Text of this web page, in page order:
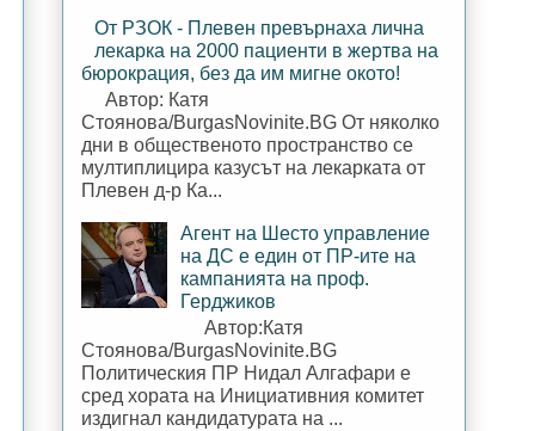
От РЗОК - Плевен превърнаха лична
лекарка на 2000 пациенти в жертва на
бюрокрация, без да им мигне окото!
Автор: Катя
Стоянова/BurgasNovinite.BG От няколко
дни в общественото пространство се
мултиплицира казусът на лекарката от
Плевен д-р Ка...
Агент на Шесто управление
на ДС е един от ПР-ите на
кампанията на проф.
Герджиков
Автор:Катя
Стоянова/BurgasNovinite.BG
Политическия ПР Нидал Алгафари е
сред хората на Инициативния комитет
издигнал кандидатурата на ...